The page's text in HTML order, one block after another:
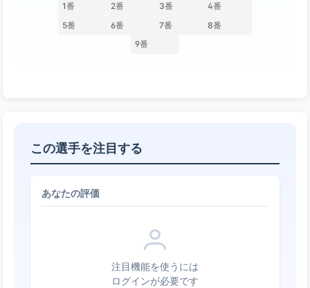
1番 2番 3番
4番
5番
6番 7番
8番
9番
この選手を注目する
あなたの評価
注目機能を使うには
ログインが必要です